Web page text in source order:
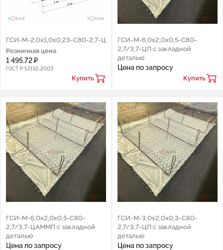
ГCИ-М-2,0х1,0х0,23-С80-2,7-Ц
Розничная цена
1 495.72 ₽
ГОСТ Р 52132-2003
Купить
ГСИ-М-6,0х2,0х0,5-С80-
2,7/3,7-ЦП с закладной
деталью
Цена по запросу
Купить
ГСИ-М-6,0х2,0х0,5-С80-
2,7/3,7-ЦАММП с закладной
деталью
Цена по запросу
ГСИ-М-3,0х2,0х0,3-С80-
2,7/3,7-ЦП с закладной
деталью
Цена по запросу